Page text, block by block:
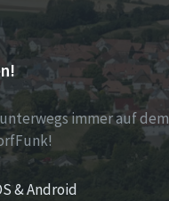
immer auf dem
& Android